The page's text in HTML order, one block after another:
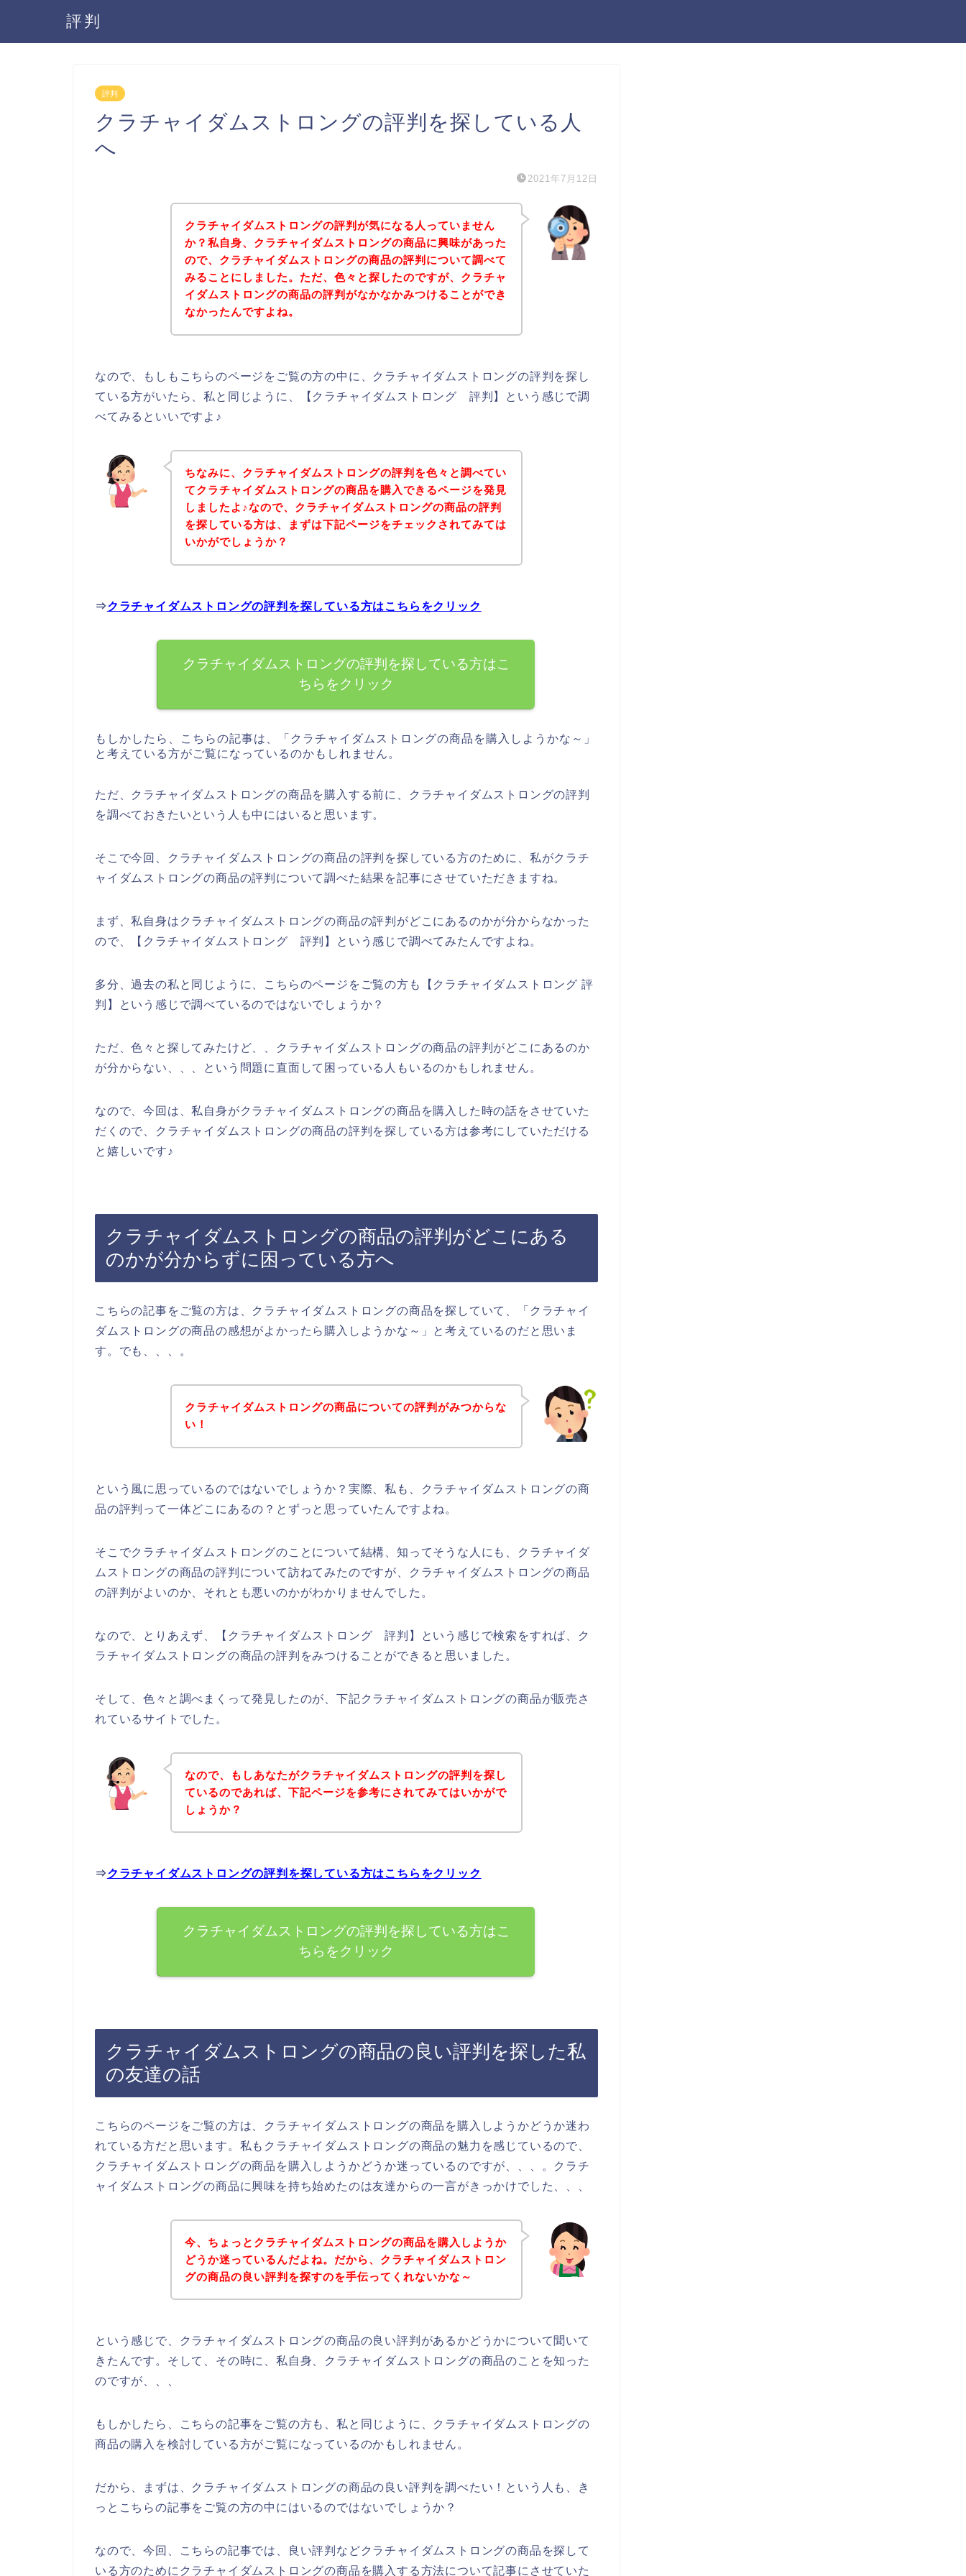
評判
評判
クラチャイダムストロングの評判を探している人
へ
2021年7月12日
クラチャイダムストロングの評判が気になる人っていません
か？私自身、クラチャイダムストロングの商品に興味があった
ので、クラチャイダムストロングの商品の評判について調べて
みることにしました。ただ、色々と探したのですが、クラチャ
イダムストロングの商品の評判がなかなかみつけることができ
なかったんですよね。
なので、もしもこちらのページをご覧の方の中に、クラチャイダムストロングの評判を探し
ている方がいたら、私と同じように、【クラチャイダムストロング 評判】という感じで調
べてみるといいですよ♪
ちなみに、クラチャイダムストロングの評判を色々と調べてい
てクラチャイダムストロングの商品を購入できるページを発見
しましたよ♪なので、クラチャイダムストロングの商品の評判
を探している方は、まずは下記ページをチェックされてみては
いかがでしょうか？
⇒クラチャイダムストロングの評判を探している方はこちらをクリック
クラチャイダムストロングの評判を探している方はこ
ちらをクリック
もしかしたら、こちらの記事は、「クラチャイダムストロングの商品を購入しようかな～」
と考えている方がご覧になっているのかもしれません。
ただ、クラチャイダムストロングの商品を購入する前に、クラチャイダムストロングの評判
を調べておきたいという人も中にはいると思います。
そこで今回、クラチャイダムストロングの商品の評判を探している方のために、私がクラチ
ャイダムストロングの商品の評判について調べた結果を記事にさせていただきますね。
まず、私自身はクラチャイダムストロングの商品の評判がどこにあるのかが分からなかった
ので、【クラチャイダムストロング 評判】という感じで調べてみたんですよね。
多分、過去の私と同じように、こちらのページをご覧の方も【クラチャイダムストロング 評
判】という感じで調べているのではないでしょうか？
ただ、色々と探してみたけど、、クラチャイダムストロングの商品の評判がどこにあるのか
が分からない、、、という問題に直面して困っている人もいるのかもしれません。
なので、今回は、私自身がクラチャイダムストロングの商品を購入した時の話をさせていた
だくので、クラチャイダムストロングの商品の評判を探している方は参考にしていただける
と嬉しいです♪
クラチャイダムストロングの商品の評判がどこにある
のかが分からずに困っている方へ
こちらの記事をご覧の方は、クラチャイダムストロングの商品を探していて、「クラチャイ
ダムストロングの商品の感想がよかったら購入しようかな～」と考えているのだと思いま
す。でも、、、。
クラチャイダムストロングの商品についての評判がみつからな
い！
という風に思っているのではないでしょうか？実際、私も、クラチャイダムストロングの商
品の評判って一体どこにあるの？とずっと思っていたんですよね。
そこでクラチャイダムストロングのことについて結構、知ってそうな人にも、クラチャイダ
ムストロングの商品の評判について訪ねてみたのですが、クラチャイダムストロングの商品
の評判がよいのか、それとも悪いのかがわかりませんでした。
なので、とりあえず、【クラチャイダムストロング 評判】という感じで検索をすれば、ク
ラチャイダムストロングの商品の評判をみつけることができると思いました。
そして、色々と調べまくって発見したのが、下記クラチャイダムストロングの商品が販売さ
れているサイトでした。
なので、もしあなたがクラチャイダムストロングの評判を探し
ているのであれば、下記ページを参考にされてみてはいかがで
しょうか？
⇒クラチャイダムストロングの評判を探している方はこちらをクリック
クラチャイダムストロングの評判を探している方はこ
ちらをクリック
クラチャイダムストロングの商品の良い評判を探した私
の友達の話
こちらのページをご覧の方は、クラチャイダムストロングの商品を購入しようかどうか迷わ
れている方だと思います。私もクラチャイダムストロングの商品の魅力を感じているので、
クラチャイダムストロングの商品を購入しようかどうか迷っているのですが、、、。クラチ
ャイダムストロングの商品に興味を持ち始めたのは友達からの一言がきっかけでした、、、
今、ちょっとクラチャイダムストロングの商品を購入しようか
どうか迷っているんだよね。だから、クラチャイダムストロン
グの商品の良い評判を探すのを手伝ってくれないかな～
という感じで、クラチャイダムストロングの商品の良い評判があるかどうかについて聞いて
きたんです。そして、その時に、私自身、クラチャイダムストロングの商品のことを知った
のですが、、、
もしかしたら、こちらの記事をご覧の方も、私と同じように、クラチャイダムストロングの
商品の購入を検討している方がご覧になっているのかもしれません。
だから、まずは、クラチャイダムストロングの商品の良い評判を調べたい！という人も、き
っとこちらの記事をご覧の方の中にはいるのではないでしょうか？
なので、今回、こちらの記事では、良い評判などクラチャイダムストロングの商品を探して
いる方のためにクラチャイダムストロングの商品を購入する方法について記事にさせていた